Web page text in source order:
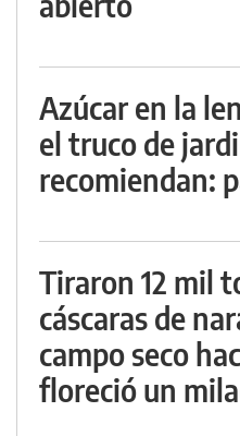
Azúcar en la
el truco de
recomiendan:
Tiraron 12 mil
cáscaras de
campo seco
floreció un